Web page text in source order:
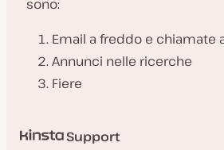
sono:
Email a freddo e chiamate
Annunci nelle ricerche
Fiere
Support